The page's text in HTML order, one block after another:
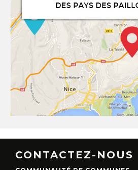
CONTACTEZ-NOUS